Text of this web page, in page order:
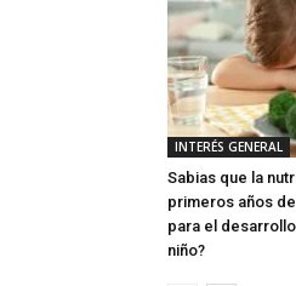
INTERÉS GENERAL
Sabias que la
primeros años
para el
niño?